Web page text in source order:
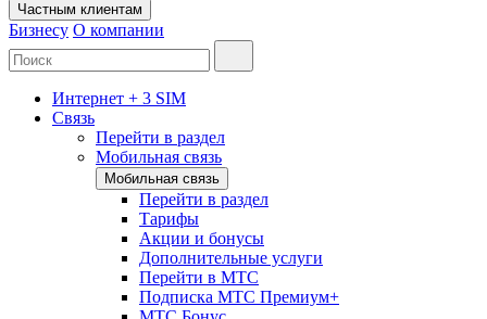
Частным клиентам
Бизнесу О компании
Интернет + 3 SIM
Связь
Перейти в раздел
Мобильная связь
Мобильная связь
Перейти в раздел
Тарифы
Акции и бонусы
Дополнительные услуги
Перейти в МТС
Подписка МТС Премиум+